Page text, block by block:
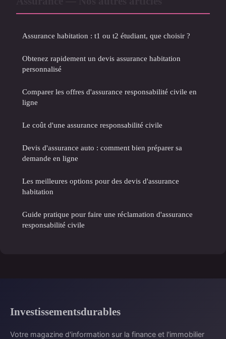
Assurance habitation : t1 ou t2 étudiant, que choisir ?
Obtenez rapidement un devis assurance habitation
personnalisé
Comparer les offres d'assurance responsabilité civile en
ligne
Le coût d'une assurance responsabilité civile
Devis d'assurance auto : comment bien préparer sa
demande en ligne
Les meilleures options pour des devis d'assurance
habitation
Guide pratique pour faire une réclamation d'assurance
responsabilité civile
Investissementsdurables
Votre magazine d'information sur la finance et l'immobilier